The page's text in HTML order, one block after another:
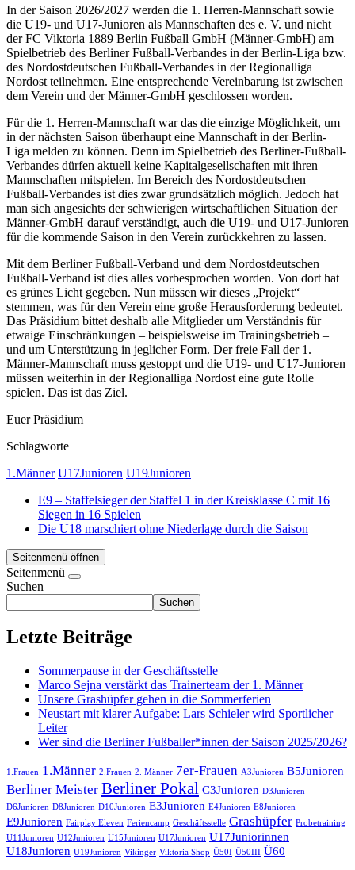
In der Saison 2026/2027 werden die 1. Herren-Mannschaft sowie
die U19- und U17-Junioren als Mannschaften des e. V. und nicht
der FC Viktoria 1889 Berlin Fußball GmbH (Männer-GmbH) am
Spielbetrieb des Berliner Fußball-Verbandes in der Berlin-Liga bzw.
des Nordostdeutschen Fußball-Verbandes in der Regionalliga
Nordost teilnehmen. Eine entsprechende Vereinbarung ist zwischen
dem Verein und der Männer-GmbH geschlossen worden.
Für die 1. Herren-Mannschaft war das die einzige Möglichkeit, um
in der nächsten Saison überhaupt eine Mannschaft in der Berlin-
Liga melden zu können. Denn im Spielbetrieb des Berliner-Fußball-
Verbandes dürfen aktuell keine Kapitalgesellschaften mit ihren
Mannschaften mitspielen. Im Bereich des Nordostdeutschen
Fußball-Verbandes ist dies zwar grundsätzlich möglich. Jedoch hat
man sich angesichts der schwierigen wirtschaftlichen Situation der
Männer-GmbH darauf verständigt, auch die U19- und U17-Junioren
für die kommende Saison in den Verein zurückkehren zu lassen.
Mit dem Berliner Fußball-Verband und dem Nordostdeutschen
Fußball-Verband ist dies alles vorbesprochen worden. Von dort hat
es grünes Licht gegeben. Nun müssen wir dieses „Projekt“
stemmen, was für den Verein eine große Herausforderung bedeutet.
Das Präsidium bittet deshalb alle Mitglieder um Verständnis für
etwaige Einschränkungen – beispielsweise im Trainingsbetrieb –
und um Unterstützung in jeglicher Form. Der freie Fall der 1.
Männer-Mannschaft muss gestoppt und die U19- und U17-Junioren
müssen weiterhin in der Regionalliga Nordost eine gute Rolle
spielen. Das ist das Ziel.
Euer Präsidium
Schlagworte
1.Männer U17Junioren U19Junioren
E9 – Staffelsieger der Staffel 1 in der Kreisklasse C mit 16
Siegen in 16 Spielen
Die U18 marschiert ohne Niederlage durch die Saison
Seitenmenü öffnen
Seitenmenü
Suchen
Suchen
Letzte Beiträge
Sommerpause in der Geschäftsstelle
Marco Sejna verstärkt das Trainerteam der 1. Männer
Unsere Grashüpfer gehen in die Sommerferien
Neustart mit klarer Aufgabe: Lars Schieler wird Sportlicher
Leiter
Wer sind die Berliner Fußballer*innen der Saison 2025/2026?
1.Frauen 1.Männer 2.Frauen 2. Männer 7er-Frauen A3Junioren B5Junioren
Berliner Meister Berliner Pokal C3Junioren D3Junioren
D6Junioren D8Junioren D10Junioren E3Junioren E4Junioren E8Junioren
E9Junioren Fairplay Eleven Feriencamp Geschäftsstelle Grashüpfer Probetraining
U11Junioren U12Junioren U15Junioren U17Junioren U17Juniorinnen
U18Junioren U19Junioren Vikinger Viktoria Shop Ü50I Ü50III Ü60